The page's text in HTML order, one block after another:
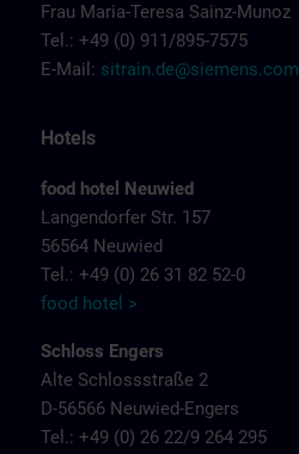
Frau Maria-Teresa Sainz-Munoz
Tel.: +49 (0) 911/895-7575
E-Mail: sitrain.de@siemens.com
Hotels
food hotel Neuwied
Langendorfer Str. 157
56564 Neuwied
Tel.: +49 (0) 26 31 82 52-0
food hotel >
Schloss Engers
Alte Schlossstraße 2
D-56566 Neuwied-Engers
Tel.: +49 (0) 26 22/9 264 295